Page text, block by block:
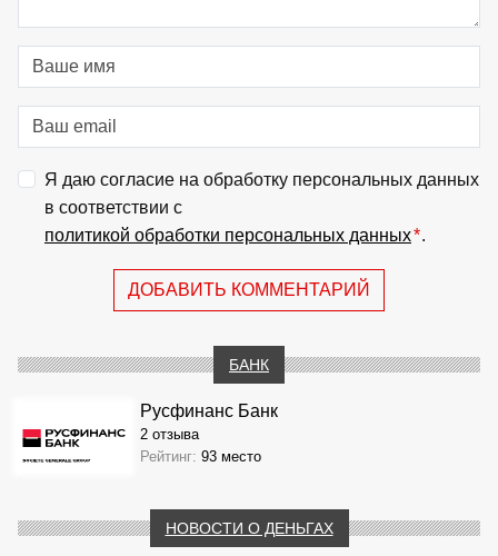
Я даю согласие на обработку персональных данных
в соответствии с
политикой обработки персональных данных*.
ДОБАВИТЬ КОММЕНТАРИЙ
БАНК
Русфинанс Банк
2 отзыва
Рейтинг: 93 место
НОВОСТИ О ДЕНЬГАХ